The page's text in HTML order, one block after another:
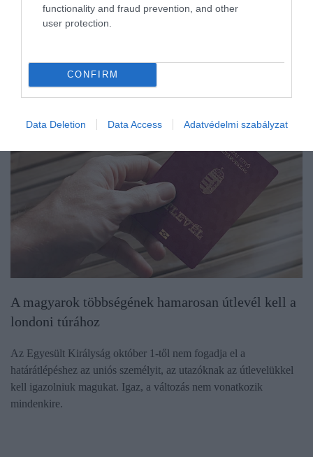
functionality and fraud prevention, and other
user protection.
CONFIRM
Data Deletion Data Access Adatvédelmi szabályzat
A magyarok többségének hamarosan útlevél kell a
londoni túrához
Az Egyesült Királyság október 1-től nem fogadja el a
határátlépéshez az uniós személyit, az utazóknak az útlevelükkel
kell igazolniuk magukat. Igaz, a változás nem vonatkozik
mindenkire.